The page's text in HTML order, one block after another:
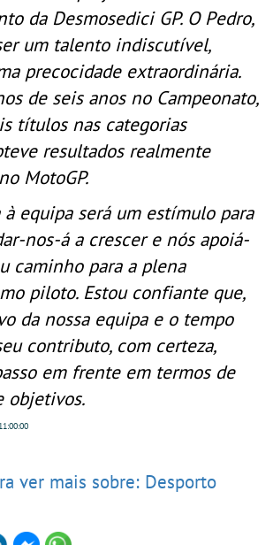
da Desmosedici GP. O Pedro,
um talento indiscutível,
precocidade extraordinária.
de seis anos no Campeonato,
títulos nas categorias
resultados realmente
MotoGP.
à equipa será um estímulo para
nos-á a crescer e nós apoiá-
caminho para a plena
piloto. Estou confiante que,
da nossa equipa e o tempo
contributo, com certeza,
em frente em termos de
objetivos.
11:00:00
ver mais sobre: Desporto